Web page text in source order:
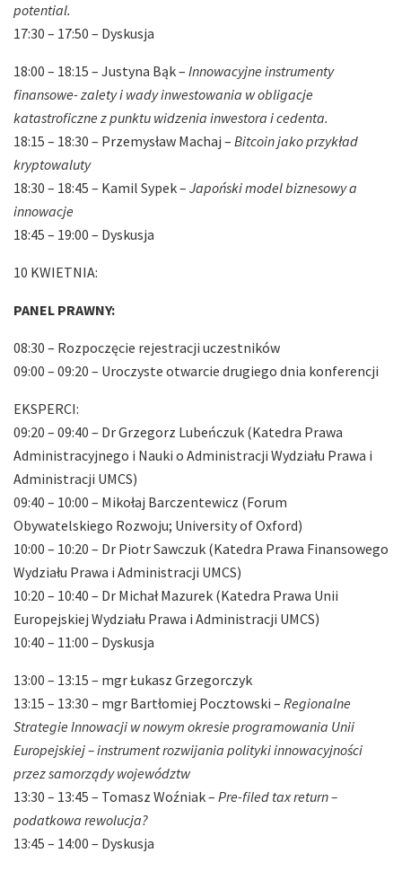
potential.
17:30 – 17:50 – Dyskusja
18:00 – 18:15 – Justyna Bąk – Innowacyjne instrumenty
finansowe- zalety i wady inwestowania w obligacje
katastroficzne z punktu widzenia inwestora i cedenta.
18:15 – 18:30 – Przemysław Machaj – Bitcoin jako przykład
kryptowaluty
18:30 – 18:45 – Kamil Sypek – Japoński model biznesowy a
innowacje
18:45 – 19:00 – Dyskusja
10 KWIETNIA:
PANEL PRAWNY:
08:30 – Rozpoczęcie rejestracji uczestników
09:00 – 09:20 – Uroczyste otwarcie drugiego dnia konferencji
EKSPERCI:
09:20 – 09:40 – Dr Grzegorz Lubeńczuk (Katedra Prawa
Administracyjnego i Nauki o Administracji Wydziału Prawa i
Administracji UMCS)
09:40 – 10:00 – Mikołaj Barczentewicz (Forum
Obywatelskiego Rozwoju; University of Oxford)
10:00 – 10:20 – Dr Piotr Sawczuk (Katedra Prawa Finansowego
Wydziału Prawa i Administracji UMCS)
10:20 – 10:40 – Dr Michał Mazurek (Katedra Prawa Unii
Europejskiej Wydziału Prawa i Administracji UMCS)
10:40 – 11:00 – Dyskusja
13:00 – 13:15 – mgr Łukasz Grzegorczyk
13:15 – 13:30 – mgr Bartłomiej Pocztowski – Regionalne
Strategie Innowacji w nowym okresie programowania Unii
Europejskiej – instrument rozwijania polityki innowacyjności
przez samorządy województw
13:30 – 13:45 – Tomasz Woźniak – Pre-filed tax return –
podatkowa rewolucja?
13:45 – 14:00 – Dyskusja